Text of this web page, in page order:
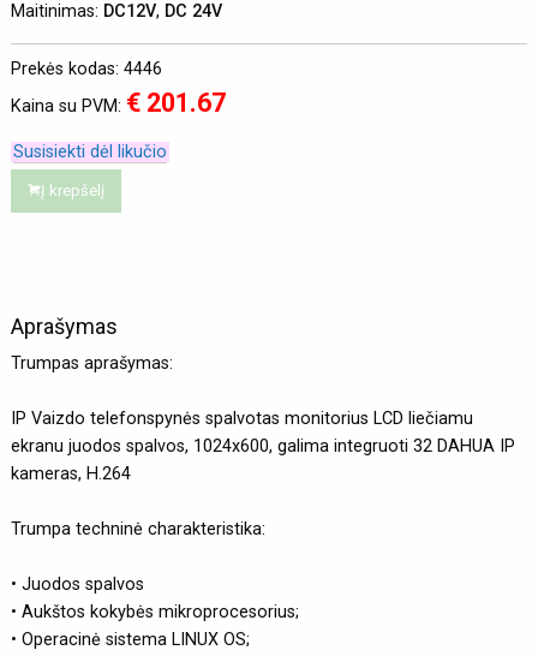
Maitinimas: DC12V, DC 24V
Prekės kodas: 4446
Kaina su PVM: € 201.67
Susisiekti dėl likučio
Į krepšelį
Aprašymas
Trumpas aprašymas:
IP Vaizdo telefonspynės spalvotas monitorius LCD liečiamu
ekranu juodos spalvos, 1024x600, galima integruoti 32 DAHUA IP
kameras, H.264
Trumpa techninė charakteristika:
• Juodos spalvos
• Aukštos kokybės mikroprocesorius;
• Operacinė sistema LINUX OS;